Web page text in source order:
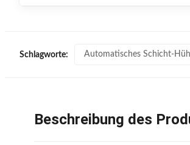
Schlagworte: Automatisches Schicht-
Beschreibung des